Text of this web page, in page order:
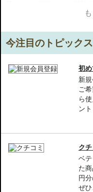
ップコートとして使用して
【ご注意ください】
◇こちらの商品は代引きで
ビニ後払いには、決済代行
◇こちらの商品は、ヤマト
をさせて頂きます。配送便
◇お届け日・お時間帯指定
◇配送伝票の依頼主名、納
載されることがあります。
◇上記注意書き記載がある
別途手数料が発生する場合
◇1件のご注文でも倉庫が異
して配送する場合がござい
書は分割してそれぞれの荷
今注目のトピックス
初
新
ご
ら
ン
ク
ベ
た
円
ぜ